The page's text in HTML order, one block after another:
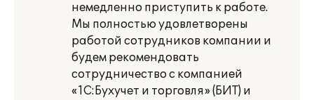
немедленно приступить к работе.
Мы полностью удовлетворены
работой сотрудников компании и
будем рекомендовать
сотрудничество с компанией
«1С:Бухучет и торговля» (БИТ) и